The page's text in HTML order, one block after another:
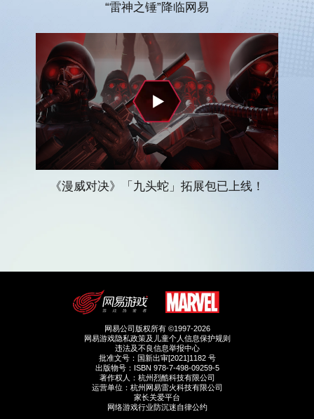
“雷神之锤”降临网易
《漫威对决》「九头蛇」拓展包已上线！
网易公司版权所有 ©1997-2026
网易游戏隐私政策及儿童个人信息保护规则
违法及不良信息举报中心
批准文号：国新出审[2021]1182 号
出版物号：ISBN 978-7-498-09259-5
著作权人：杭州烈酷科技有限公司
运营单位：杭州网易雷火科技有限公司
家长关爱平台
网络游戏行业防沉迷自律公约